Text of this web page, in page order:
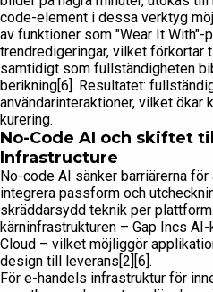
code-element i dessa verktyg
av funktioner som "Wear It With"-
trendredigeringar, vilket förkortar
samtidigt som fullständigheten
berikning[6]. Resultatet:
användarinteraktioner, vilket ökar
kurering.
No-Code AI och skiftet
Infrastructure
No-code AI sänker barriärerna
integrera passform och
skräddarsydd teknik per
kärninfrastrukturen – Gap Incs
Cloud – vilket möjliggör
design till leverans[2][6].
För e-handels infrastruktur för